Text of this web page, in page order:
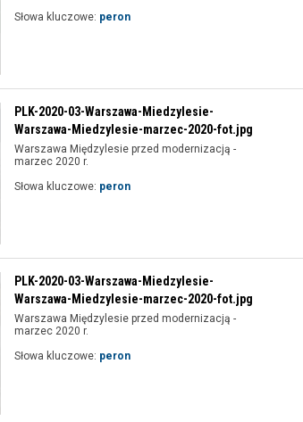
Słowa kluczowe: peron
PLK-2020-03-Warszawa-Miedzylesie-
Warszawa-Miedzylesie-marzec-2020-fot.jpg
Warszawa Międzylesie przed modernizacją -
marzec 2020 r.
Słowa kluczowe: peron
PLK-2020-03-Warszawa-Miedzylesie-
Warszawa-Miedzylesie-marzec-2020-fot.jpg
Warszawa Międzylesie przed modernizacją -
marzec 2020 r.
Słowa kluczowe: peron